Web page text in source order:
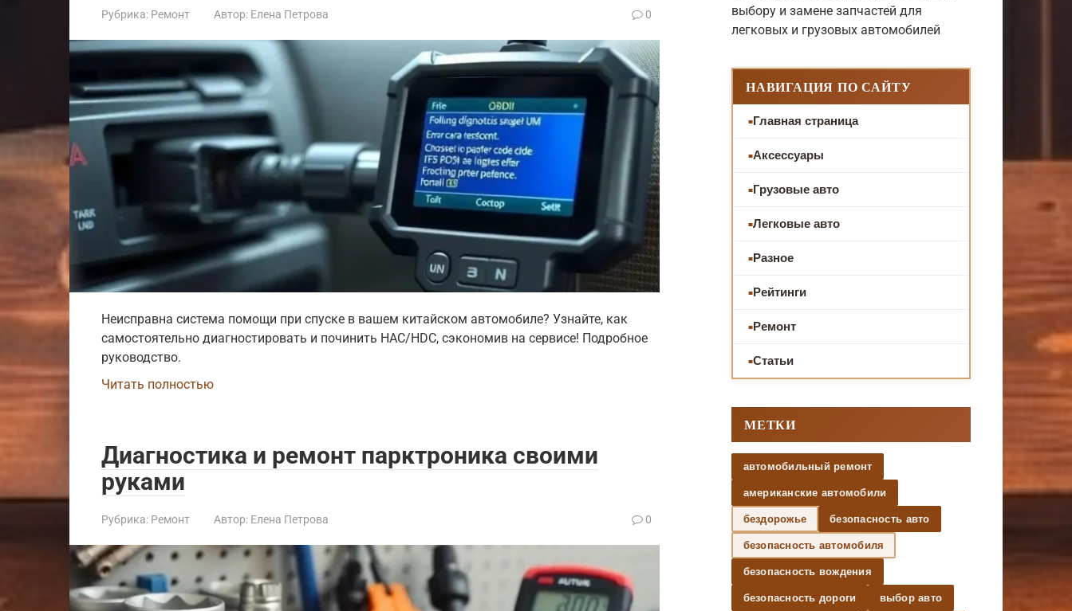
Рубрика: Ремонт Автор: Елена Петрова 0
Неисправна система помощи при спуске в вашем китайском автомобиле? Узнайте, как
самостоятельно диагностировать и починить HAC/HDC, сэкономив на сервисе! Подробное
руководство.
Читать полностью
Диагностика и ремонт парктроника своими
руками
Рубрика: Ремонт Автор: Елена Петрова 0
выбору и замене запчастей для
легковых и грузовых автомобилей
НАВИГАЦИЯ ПО САЙТУ
Главная страница
Аксессуары
Грузовые авто
Легковые авто
Разное
Рейтинги
Ремонт
Статьи
МЕТКИ
автомобильный ремонт
американские автомобили
бездорожье безопасность авто
безопасность автомобиля
безопасность вождения
безопасность дороги выбор авто